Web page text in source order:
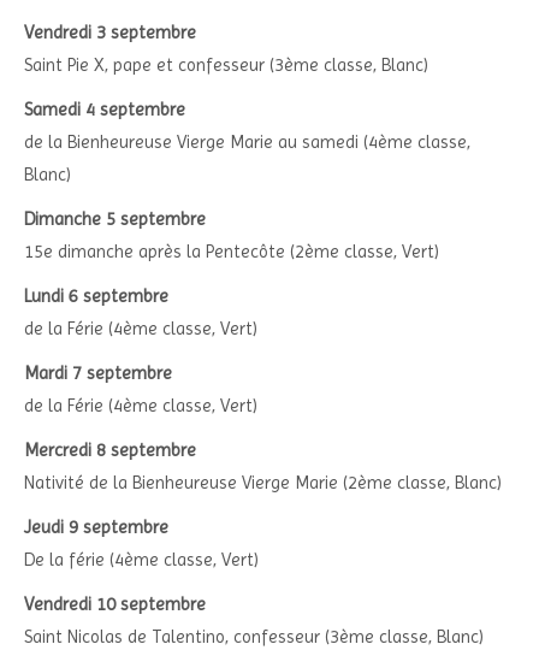
Vendredi 3 septembre
Saint Pie X, pape et confesseur (3ème classe, Blanc)
Samedi 4 septembre
de la Bienheureuse Vierge Marie au samedi (4ème classe,
Blanc)
Dimanche 5 septembre
15e dimanche après la Pentecôte (2ème classe, Vert)
Lundi 6 septembre
de la Férie (4ème classe, Vert)
Mardi 7 septembre
de la Férie (4ème classe, Vert)
Mercredi 8 septembre
Nativité de la Bienheureuse Vierge Marie (2ème classe, Blanc)
Jeudi 9 septembre
De la férie (4ème classe, Vert)
Vendredi 10 septembre
Saint Nicolas de Talentino, confesseur (3ème classe, Blanc)